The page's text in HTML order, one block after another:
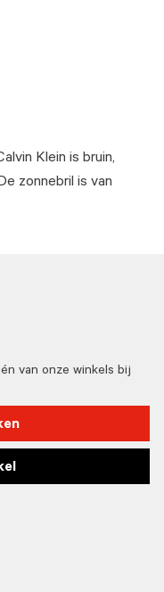
Klein is bruin,
zonnebril is van
van onze winkels bij